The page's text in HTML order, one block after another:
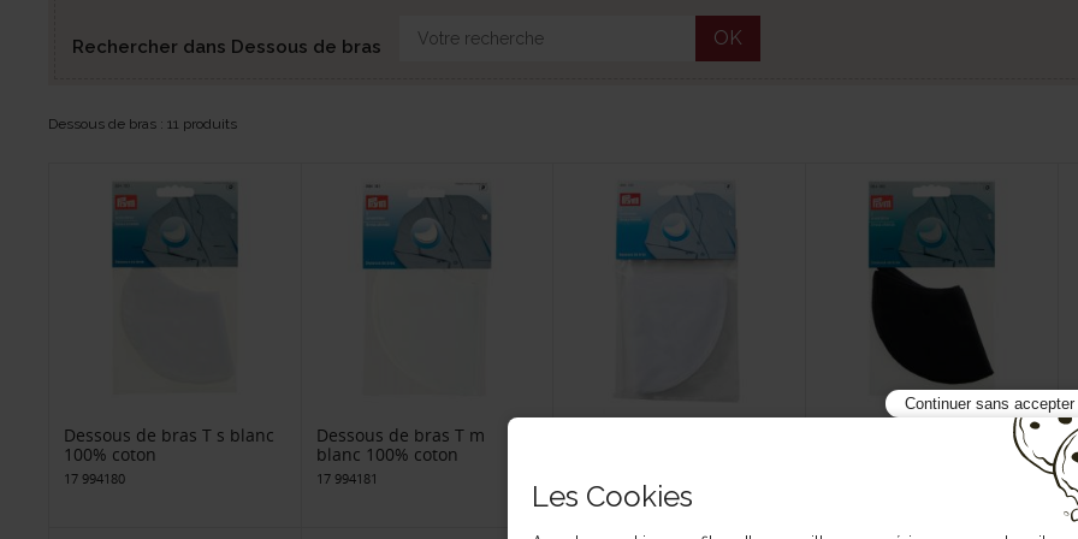
Rechercher dans Dessous de bras OK
Dessous de bras : 11 produits
Dessous de bras T s blanc
100% coton
17 994180
Dessous de bras T m
blanc 100% coton
17 994181
Dessous de bras T s noir
Continuer sans accepter
Les Cookies